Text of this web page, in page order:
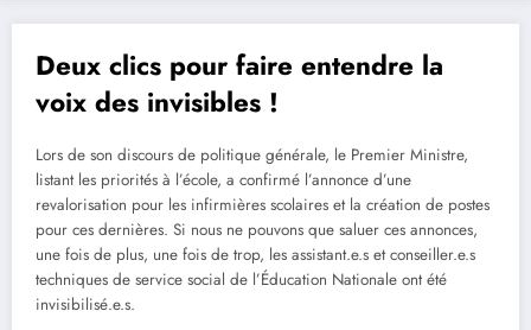
Deux clics pour faire entendre la
voix des invisibles !
Lors de son discours de politique générale, le Premier Ministre,
listant les priorités à l’école, a confirmé l’annonce d’une
revalorisation pour les infirmières scolaires et la création de postes
pour ces dernières. Si nous ne pouvons que saluer ces annonces,
une fois de plus, une fois de trop, les assistant.e.s et conseiller.e.s
techniques de service social de l’Éducation Nationale ont été
invisibilisé.e.s.